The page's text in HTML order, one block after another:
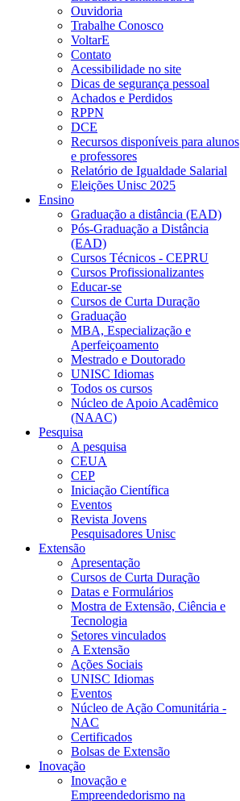
Ouvidoria
Trabalhe Conosco
VoltarE
Contato
Acessibilidade no site
Dicas de segurança pessoal
Achados e Perdidos
RPPN
DCE
Recursos disponíveis para alunos
e professores
Relatório de Igualdade Salarial
Eleições Unisc 2025
Ensino
Graduação a distância (EAD)
Pós-Graduação a Distância
(EAD)
Cursos Técnicos - CEPRU
Cursos Profissionalizantes
Educar-se
Cursos de Curta Duração
Graduação
MBA, Especialização e
Aperfeiçoamento
Mestrado e Doutorado
UNISC Idiomas
Todos os cursos
Núcleo de Apoio Acadêmico
(NAAC)
Pesquisa
A pesquisa
CEUA
CEP
Iniciação Científica
Eventos
Revista Jovens
Pesquisadores Unisc
Extensão
Apresentação
Cursos de Curta Duração
Datas e Formulários
Mostra de Extensão, Ciência e
Tecnologia
Setores vinculados
A Extensão
Ações Sociais
UNISC Idiomas
Eventos
Núcleo de Ação Comunitária -
NAC
Certificados
Bolsas de Extensão
Inovação
Inovação e
Empreendedorismo na